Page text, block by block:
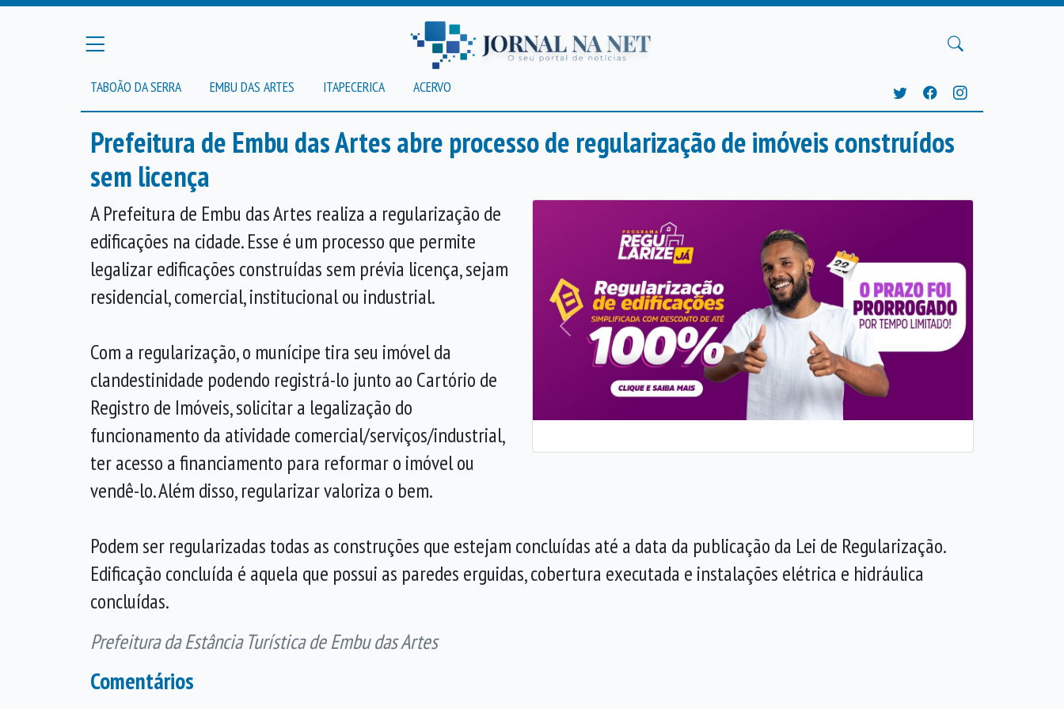
TABOÃO DA SERRA EMBU DAS ARTES ITAPECERICA ACERVO
Prefeitura de Embu das Artes abre processo de regularização de imóveis construídos
sem licença
Anterior Próxima
A Prefeitura de Embu das Artes realiza a regularização de
edificações na cidade. Esse é um processo que permite
legalizar edificações construídas sem prévia licença, sejam
residencial, comercial, institucional ou industrial.
Com a regularização, o munícipe tira seu imóvel da
clandestinidade podendo registrá-lo junto ao Cartório de
Registro de Imóveis, solicitar a legalização do
funcionamento da atividade comercial/serviços/industrial,
ter acesso a financiamento para reformar o imóvel ou
vendê-lo. Além disso, regularizar valoriza o bem.
Podem ser regularizadas todas as construções que estejam concluídas até a data da publicação da Lei de Regularização.
Edificação concluída é aquela que possui as paredes erguidas, cobertura executada e instalações elétrica e hidráulica
concluídas.
Prefeitura da Estância Turística de Embu das Artes
Comentários